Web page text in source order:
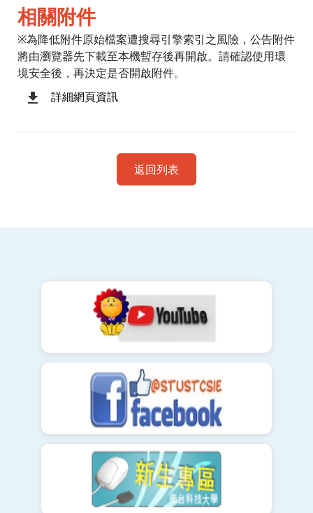
相關附件
※為降低附件原始檔案遭搜尋引擎索引之風險，公告附件
將由瀏覽器先下載至本機暫存後再開啟。請確認使用環
境安全後，再決定是否開啟附件。
詳細網頁資訊
返回列表